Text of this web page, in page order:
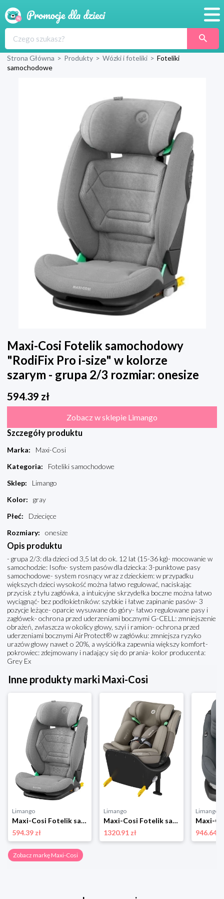
Produkty
Strona Główna > Produkty > Wózki i foteliki > Foteliki
samochodowe
Maxi-Cosi Fotelik samochodowy
"RodiFix Pro i-size" w kolorze
szarym - grupa 2/3 rozmiar: onesize
594.39 zł
Zobacz w sklepie Limango
Szczegóły produktu
Marka:
Maxi-Cosi
Kategoria:
Foteliki samochodowe
Sklep:
Limango
Kolor:
gray
Płeć:
Dziecięce
Rozmiary: onesize
Opis produktu
- grupa 2/3: dla dzieci od 3,5 lat do ok. 12 lat (15-36 kg)- mocowanie w
samochodzie: Isofix- system pasów dla dziecka: 3-punktowe pasy
samochodowe- system rosnący wraz z dzieckiem: w przypadku
większych dzieci wysokość można łatwo regulować, naciskając
przycisk z tyłu zagłówka, a intuicyjne skrzydełka boczne można łatwo
wyciągnąć- bez podłokietników: szybkie i łatwe zapinanie pasów- 3
pozycje leżące- oparcie wysuwane do góry- łatwo regulowane pasy i
zagłówek- ochrona przed uderzeniami bocznymi G-CELL: zmniejszenie
obrażeń, zwłaszcza w okolicy głowy, szyi i ramion- ochrona przed
uderzeniami bocznymi AirProtect® w zagłówku: zmniejsza ryzyko
urazów głowy nawet o 20%, a wyściółka zapewnia większy komfort-
pokrowiec: zdejmowany i nadający się do prania- kolor producenta:
Grey Ex
Inne produkty marki Maxi-Cosi
Limango
Maxi-Cosi Fotelik samochodowy "RodiFix Pro i-size" w kolorze szarym - grupa 2/3 rozmiar: onesize
594.39 zł
Limango
Maxi-Cosi Fotelik samochodowy "Emerald 360 S" w kolorze beżowym - grupa 0/1/2/3 rozmiar: onesize
1320.91 zł
Limango
946.64 zł
Zobacz markę Maxi-Cosi